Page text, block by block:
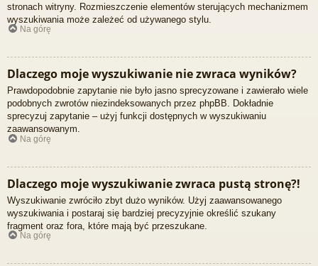
stronach witryny. Rozmieszczenie elementów sterujących mechanizmem
wyszukiwania może zależeć od używanego stylu.
Na górę
Dlaczego moje wyszukiwanie nie zwraca wyników?
Prawdopodobnie zapytanie nie było jasno sprecyzowane i zawierało wiele
podobnych zwrotów niezindeksowanych przez phpBB. Dokładnie
sprecyzuj zapytanie – użyj funkcji dostępnych w wyszukiwaniu
zaawansowanym.
Na górę
Dlaczego moje wyszukiwanie zwraca pustą stronę?!
Wyszukiwanie zwróciło zbyt dużo wyników. Użyj zaawansowanego
wyszukiwania i postaraj się bardziej precyzyjnie określić szukany
fragment oraz fora, które mają być przeszukane.
Na górę